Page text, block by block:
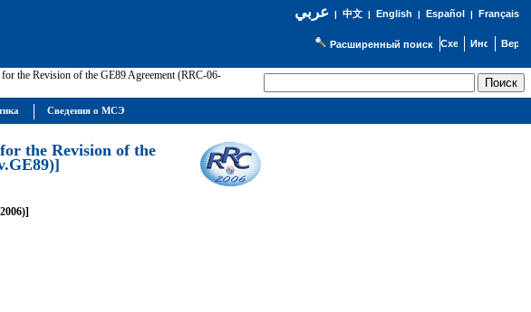
عربي| 中文| English | Español | Français
Расширенный поиск
the Revision of the GE89 Agreement (RRC-06-
the Revision of the
Сведения о МСЭ